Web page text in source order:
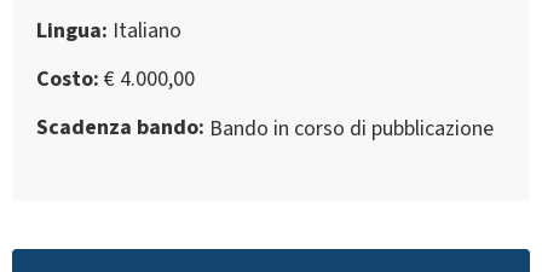
Lingua Italiano
Costo € 4.000,00
Scadenza bando Bando in corso di pubblicazione